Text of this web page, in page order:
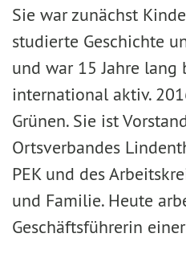
Sie war zunächst
studierte Geschichte
und war 15 Jahre lang
international aktiv.
Grünen. Sie ist
Ortsverbandes
PEK und des
und Familie. Heute
Geschäftsführerin einer